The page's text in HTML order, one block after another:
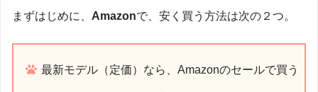
まずはじめに、 Amazonで、安く買う方法は次の２つ。
最新モデル（定価）なら、Amazonのセールで買う